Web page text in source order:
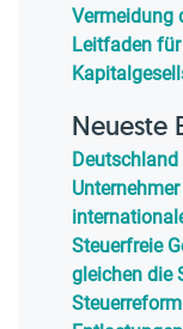
Vermeidung
Leitfaden
Neueste
Steuerfreie
gleichen die